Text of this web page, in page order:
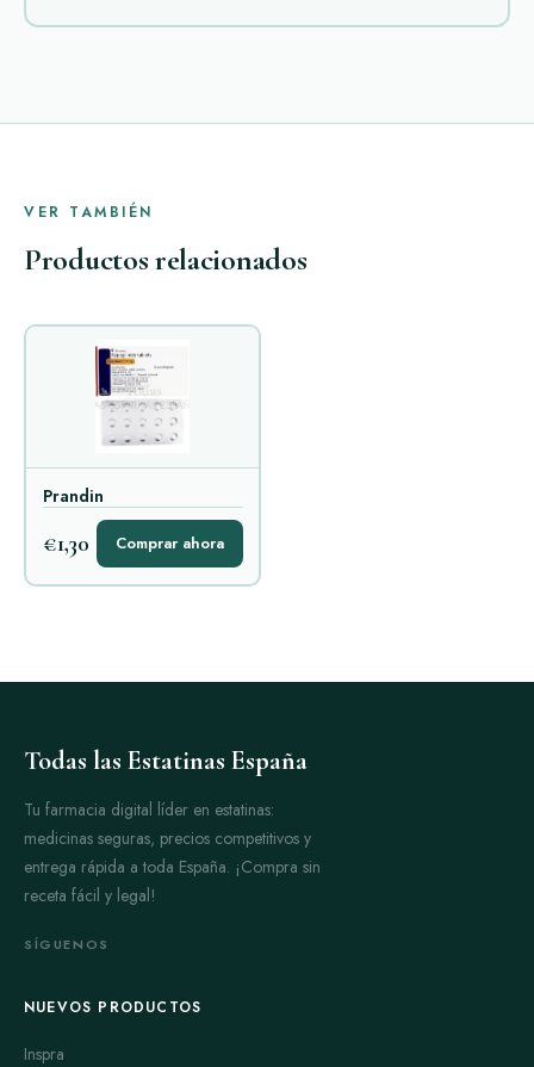
VER TAMBIÉN
Productos relacionados
Prandin
€1,30 Comprar ahora
Todas las Estatinas España
Tu farmacia digital líder en estatinas:
medicinas seguras, precios competitivos y
entrega rápida a toda España. ¡Compra sin
receta fácil y legal!
SÍGUENOS
NUEVOS PRODUCTOS
Inspra